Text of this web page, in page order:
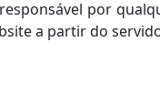
por
a partir do